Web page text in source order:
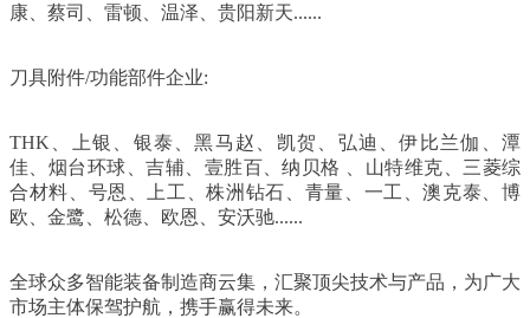
康、蔡司、雷顿、温泽、贵阳新天......
刀具附件/功能部件企业:
THK、上银、银泰、黑马赵、凯贺、弘迪、伊比兰伽、潭
佳、烟台环球、吉辅、壹胜百、纳贝格 、山特维克、三菱综
合材料、号恩、上工、株洲钻石、青量、一工、澳克泰、博
欧、金鹭、松德、欧恩、安沃驰......
全球众多智能装备制造商云集，汇聚顶尖技术与产品，为广大
市场主体保驾护航，携手赢得未来。